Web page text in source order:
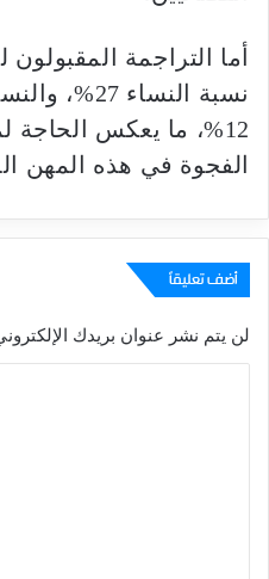
أما التراجمة المقبولون
نسبة النساء
12%، ما يعكس
الفجوة في هذه المهن
أضف تعليقاً
لن يتم نشر عنوان بريدك